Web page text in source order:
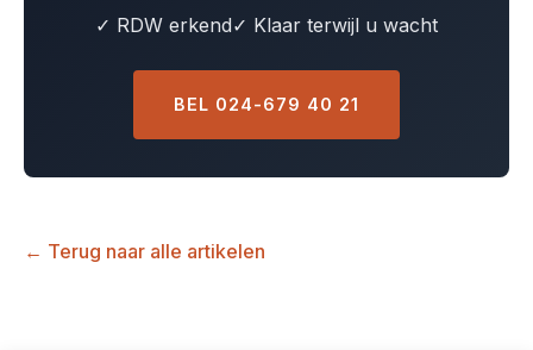
✓ RDW erkend✓ Klaar terwijl u wacht
BEL 024-679 40 21
← Terug naar alle artikelen